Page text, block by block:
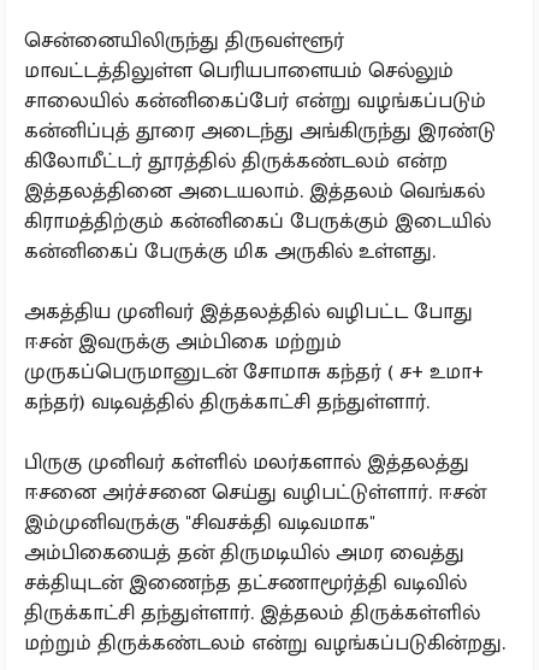
சென்னையிலிருந்து திருவள்ளூர்
மாவட்டத்திலுள்ள பெரியபாளையம் செல்லும்
சாலையில் கன்னிகைப்பேர் என்று வழங்கப்படும்
கன்னிப்புத் தூரை அடைந்து அங்கிருந்து இரண்டு
கிலோமீட்டர் தூரத்தில் திருக்கண்டலம் என்ற
இத்தலத்தினை அடையலாம். இத்தலம் வெங்கல்
கிராமத்திற்கும் கன்னிகைப் பேருக்கும் இடையில்
கன்னிகைப் பேருக்கு மிக அருகில் உள்ளது.
அகத்திய முனிவர் இத்தலத்தில் வழிபட்ட போது
ஈசன் இவருக்கு அம்பிகை மற்றும்
முருகப்பெருமானுடன் சோமாசு கந்தர் ( ச+ உமா+
கந்தர்) வடிவத்தில் திருக்காட்சி தந்துள்ளார்.
பிருகு முனிவர் கள்ளில் மலர்களால் இத்தலத்து
ஈசனை அர்ச்சனை செய்து வழிபட்டுள்ளார். ஈசன்
இம்முனிவருக்கு "சிவசக்தி வடிவமாக"
அம்பிகையைத் தன் திருமடியில் அமர வைத்து
சக்தியுடன் இணைந்த தட்சணாமூர்த்தி வடிவில்
திருக்காட்சி தந்துள்ளார். இத்தலம் திருக்கள்ளில்
மற்றும் திருக்கண்டலம் என்று வழங்கப்படுகின்றது.